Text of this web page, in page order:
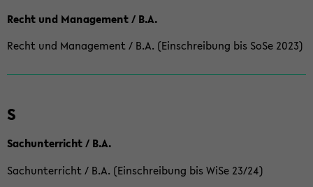
Recht und Management / B.A.
Recht und Management / B.A. (Einschreibung bis SoSe 2023)
S
Sachunterricht / B.A.
Sachunterricht / B.A. (Einschreibung bis WiSe 23/24)